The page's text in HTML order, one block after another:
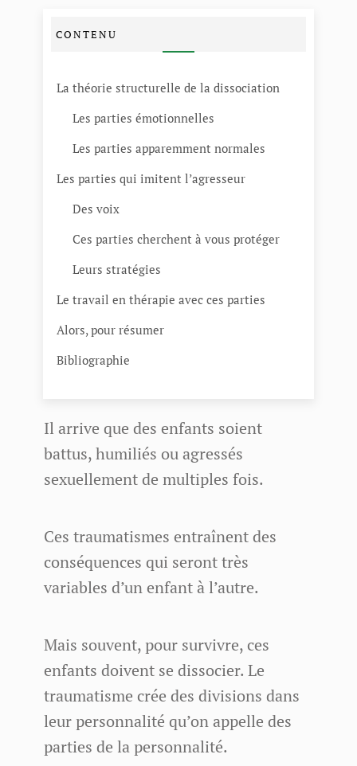
CONTENU
La théorie structurelle de la dissociation
Les parties émotionnelles
Les parties apparemment normales
Les parties qui imitent l’agresseur
Des voix
Ces parties cherchent à vous protéger
Leurs stratégies
Le travail en thérapie avec ces parties
Alors, pour résumer
Bibliographie
Il arrive que des enfants soient
battus, humiliés ou agressés
sexuellement de multiples fois.
Ces traumatismes entraînent des
conséquences qui seront très
variables d’un enfant à l’autre.
Mais souvent, pour survivre, ces
enfants doivent se dissocier. Le
traumatisme crée des divisions dans
leur personnalité qu’on appelle des
parties de la personnalité.